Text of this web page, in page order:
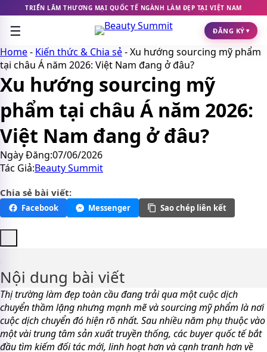
Chuyển
đến
nội
dung
TRIỂN LÃM THƯƠNG MẠI QUỐC TẾ NGÀNH LÀM ĐẸP TẠI VIỆT NAM
☰ ĐĂNG KÝ ▾
Home- Kiến thức & Chia sẻ-Xu hướng sourcing mỹ phẩm
tại châu Á năm 2026: Việt Nam đang ở đâu?
Xu hướng sourcing mỹ
phẩm tại châu Á năm 2026:
Việt Nam đang ở đâu?
Ngày Đăng:07/06/2026
Tác Giả:Beauty Summit
Chia sẻ bài viết:
Facebook Messenger Sao chép liên kết
Nội dung bài viết
Thị trường làm đẹp toàn cầu đang trải qua một cuộc dịch
chuyển thầm lặng nhưng mạnh mẽ và sourcing mỹ phẩm là nơi
cuộc dịch chuyển đó hiện rõ nhất. Sau nhiều năm phụ thuộc vào
một vài trung tâm sản xuất truyền thống, các buyer quốc tế bắt
đầu tìm kiếm đối tác mới, linh hoạt hơn và cạnh tranh hơn về